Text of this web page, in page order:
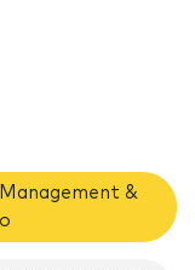
&